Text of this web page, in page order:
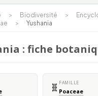
> Biodiversité >
> Yushania
: fiche
🧬 FAMILLE
Poaceae